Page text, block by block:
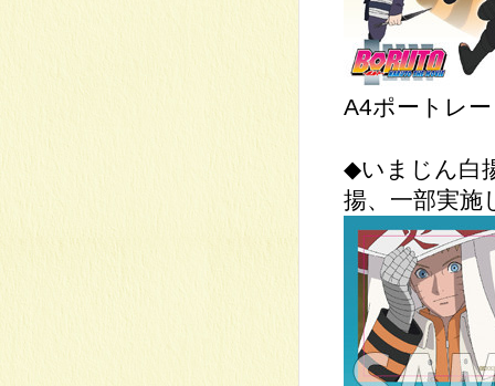
A4ポートレ
◆いまじん白
揚、一部実施